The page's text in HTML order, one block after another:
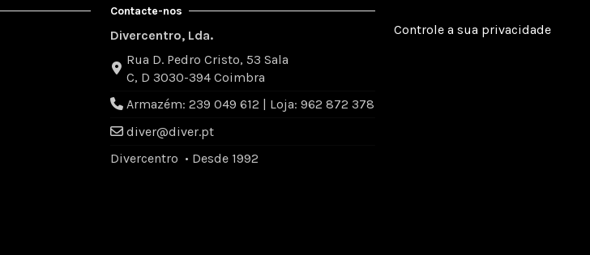
Contacte-nos
Divercentro, Lda.
Rua D. Pedro Cristo, 53 Sala
C, D 3030-394 Coimbra
Armazém: 239 049 612 | Loja: 962 872 378
diver@diver.pt
Divercentro • Desde 1992
Controle a sua privacidade